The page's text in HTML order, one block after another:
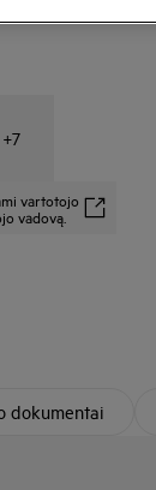
+7
vartotojo
vadovą.
dokumentai